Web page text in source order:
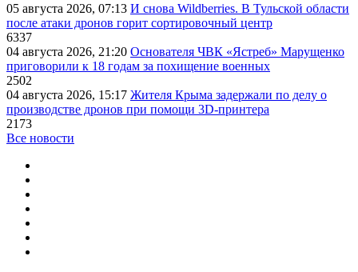
05 августа 2026, 07:13 И снова Wildberries. В Тульской области
после атаки дронов горит сортировочный центр
6337
04 августа 2026, 21:20 Основателя ЧВК «Ястреб» Марущенко
приговорили к 18 годам за похищение военных
2502
04 августа 2026, 15:17 Жителя Крыма задержали по делу о
производстве дронов при помощи 3D‑принтера
2173
Все новости